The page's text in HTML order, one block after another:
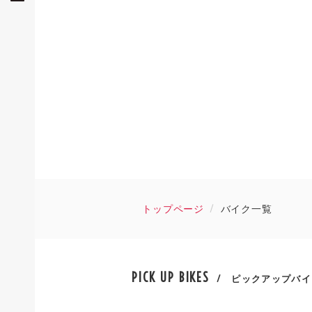
トップページ バイク一覧
PICK UP BIKES / ピックアップバ